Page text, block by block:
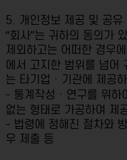
5. 개인정보 제공 및 공유
“회사”는 귀하의 동의가
제외하고는 어떠한 경우
에서 고지한 범위를 넘어
는 타기업ㆍ기관에 제공
- 통계작성ㆍ연구를 위하
없는 형태로 가공하여 제
- 법령에 정해진 절차와
우 제출 등